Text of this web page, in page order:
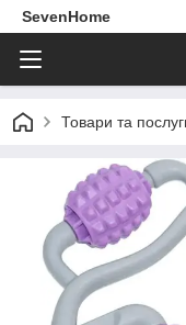
SevenHome
Товари та